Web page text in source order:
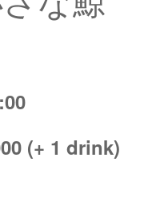
(+ 1 drink)